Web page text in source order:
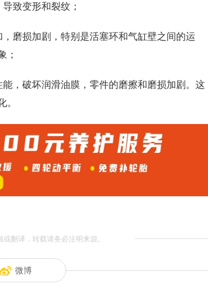
致变形和裂纹；
磨损加剧，特别是活塞环和气缸壁之间的运
；
，破坏润滑油膜，零件的磨擦和磨损加剧。这
。
翻译，转载请务必注明来源。
微博